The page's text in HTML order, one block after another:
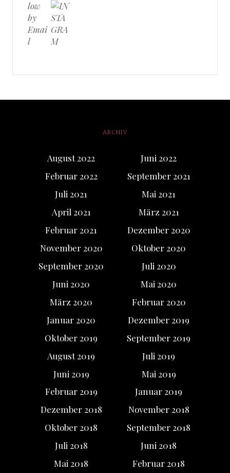
ARCHIV
August 2022
Juni 2022
Februar 2022
September 2021
Juli 2021
Mai 2021
April 2021
März 2021
Februar 2021
Dezember 2020
November 2020
Oktober 2020
September 2020
Juli 2020
Juni 2020
Mai 2020
März 2020
Februar 2020
Januar 2020
Dezember 2019
Oktober 2019
September 2019
August 2019
Juli 2019
Juni 2019
Mai 2019
Februar 2019
Januar 2019
Dezember 2018
November 2018
Oktober 2018
September 2018
Juli 2018
Juni 2018
Mai 2018
Februar 2018